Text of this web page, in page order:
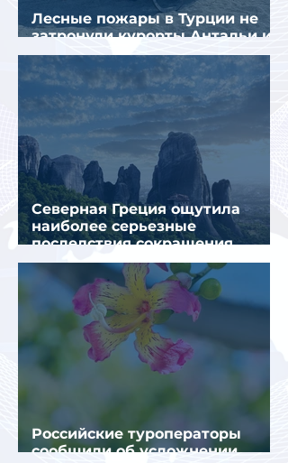
Лесные пожары в Турции не
затронули курорты Антальи и
Муглы
Северная Греция ощутила
наиболее серьезные
последствия сокращения
турпотока из России
Российские туроператоры
сообщили об усложнении